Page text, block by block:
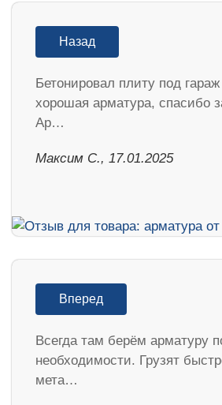
Назад
Бетонировал плиту под
хорошая арматура, спасибо
Ар…
Максим С., 17.01.2025
Вперед
Всегда там берём арматуру
необходимости. Грузят
мета…